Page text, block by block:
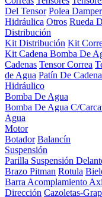
Del Tensor Polea Damper
Hidráulica Otros Rueda
Distribución
Kit Distribución Kit
Kit Cadena Bomba De
Cadenas Tensor Correa
de Agua Patín De Cadena
Hidráulico
Bomba De Agua
Bomba De Agua C/
Agua
Motor
Botador Balancín
Suspensión
Parilla Suspensión
Brazo Pitman Rotula
Barra Acomplamiento
Dirección Cazoletas-